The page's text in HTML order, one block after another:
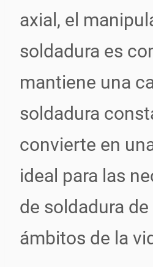
axial, el
soldadura es
mantiene una
soldadura
convierte en
ideal para las
de soldadura
ámbitos de la